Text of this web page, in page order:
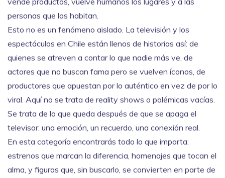
personas que los habitan.
Esto no es un fenómeno aislado. La televisión y los
espectáculos en Chile están llenos de historias así: de
quienes se atreven a contar lo que nadie más ve, de
actores que no buscan fama pero se vuelven íconos, de
productores que apuestan por lo auténtico en vez de por lo
viral. Aquí no se trata de reality shows o polémicas vacías.
Se trata de lo que queda después de que se apaga el
televisor: una emoción, un recuerdo, una conexión real.
En esta categoría encontrarás todo lo que importa:
estrenos que marcan la diferencia, homenajes que tocan el
alma, y figuras que, sin buscarlo, se convierten en parte de